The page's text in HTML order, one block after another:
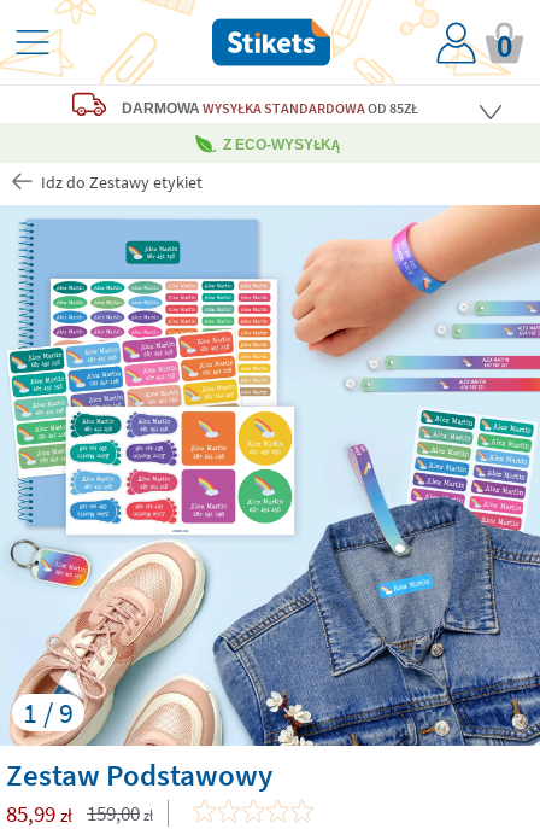
0
DARMOWA WYSYŁKA STANDARDOWAOD 85ZŁ
Z ECO-WYSYŁKĄ
Idz do Zestawy etykiet
1 / 9
Zestaw Podstawowy
85,99 zł 159,00 zł